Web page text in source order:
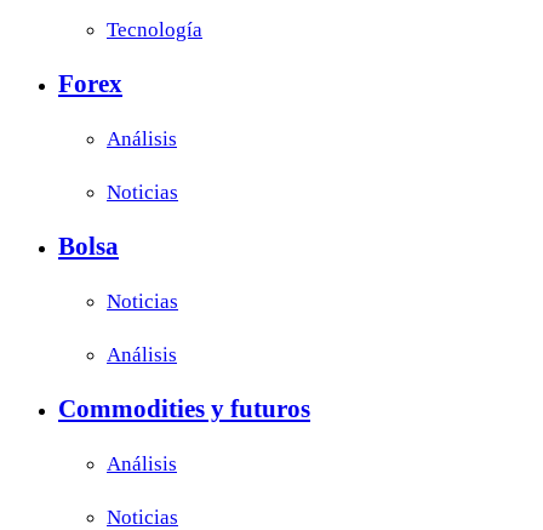
Tecnología
Forex
Análisis
Noticias
Bolsa
Noticias
Análisis
Commodities y futuros
Análisis
Noticias